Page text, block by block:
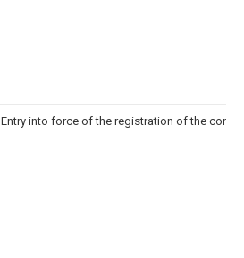
Entry into force of the registration of the